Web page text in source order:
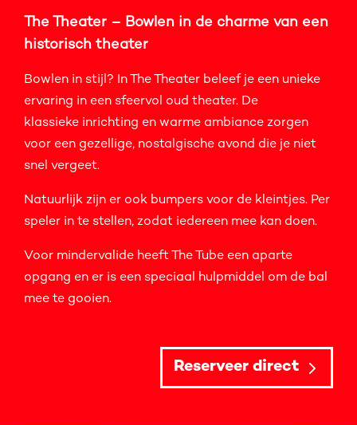
The Theater – Bowlen in de charme van een
historisch theater
Bowlen in stijl? In The Theater beleef je een unieke
ervaring in een sfeervol oud theater. De
klassieke inrichting en warme ambiance zorgen
voor een gezellige, nostalgische avond die je niet
snel vergeet.
Natuurlijk zijn er ook bumpers voor de kleintjes. Per
speler in te stellen, zodat iedereen mee kan doen.
Voor mindervalide heeft The Tube een aparte
opgang en er is een speciaal hulpmiddel om de bal
mee te gooien.
Reserveer direct